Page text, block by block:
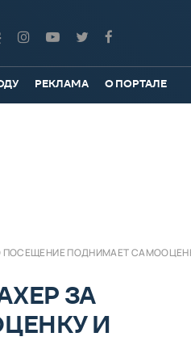
РЕКЛАМА О ПОРТАЛЕ
ПОДНИМАЕТ
ЗА
И